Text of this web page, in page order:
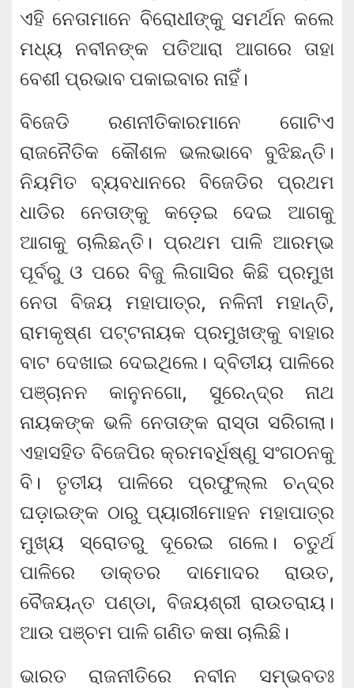
ଏହି ନେତାମାନେ ବିରୋଧୀଙ୍କୁ ସମର୍ଥନ କଲେ
ମଧ୍ୟ ନବୀନଙ୍କ ପତିଆରା ଆଗରେ ତାହା
ବେଶୀ ପ୍ରଭାବ ପକାଇବାର ନାହିଁ।
ବିଜେଡି ରଣନୀତିକାରମାନେ ଗୋଟିଏ
ରାଜନୈତିକ କୌଶଳ ଭଲଭାବେ ବୁଝିଛନ୍ତି।
ନିୟମିତ ବ୍ୟବଧାନରେ ବିଜେଡିର ପ୍ରଥମ
ଧାଡିର ନେତାଙ୍କୁ କଡ଼େଇ ଦେଇ ଆଗକୁ
ଆଗକୁ ଚାଲିଛନ୍ତି। ପ୍ରଥମ ପାଳି ଆରମ୍ଭ
ପୂର୍ବରୁ ଓ ପରେ ବିଜୁ ଲିଗାସିର କିଛି ପ୍ରମୁଖ
ନେତା ବିଜୟ ମହାପାତ୍ର, ନଳିନୀ ମହାନ୍ତି,
ରାମକୃଷ୍ଣ ପଟ୍ଟନାୟକ ପ୍ରମୁଖଙ୍କୁ ବାହାର
ବାଟ ଦେଖାଇ ଦେଇଥିଲେ। ଦ୍ବିତୀୟ ପାଳିରେ
ପଞ୍ଚାନନ କାନୁନଗୋ, ସୁରେନ୍ଦ୍ର ନାଥ
ନାୟକଙ୍କ ଭଳି ନେତାଙ୍କ ରାସ୍ତା ସରିଗଲା।
ଏହାସହିତ ବିଜେପିର କ୍ରମବର୍ଧିଷ୍ଣୁ ସଂଗଠନକୁ
ବି। ତୃତୀୟ ପାଳିରେ ପ୍ରଫୁଲ୍ଲ ଚନ୍ଦ୍ର
ଘଡ଼ାଇଙ୍କ ଠାରୁ ପ୍ୟାରୀମୋହନ ମହାପାତ୍ର
ମୁଖ୍ୟ ସ୍ରୋତରୁ ଦୂରେଇ ଗଲେ। ଚତୁର୍ଥ
ପାଳିରେ ଡାକ୍ତର ଦାମୋଦର ରାଉତ,
ବୈଜୟନ୍ତ ପଣ୍ଡା, ବିଜୟଶ୍ରୀ ରାଉତରାୟ।
ଆଉ ପଞ୍ଚମ ପାଳି ଗଣିତ କଷା ଚାଲିଛି।
ଭାରତ ରାଜନୀତିରେ ନବୀନ ସମ୍ଭବତଃ